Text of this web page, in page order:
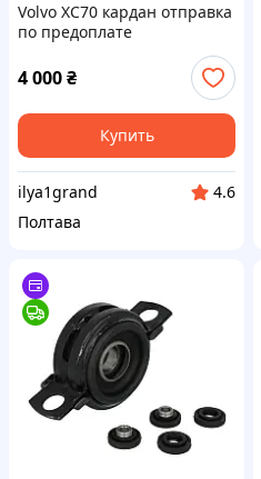
Volvo XC70 кардан отправка
по предоплате
4 000₴
Купить
ilya1grand
4.6
Полтава